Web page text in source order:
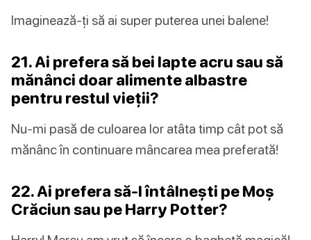
Imaginează-ți să ai super puterea unei balene!
21. Ai prefera să bei lapte acru sau să
mănânci doar alimente albastre
pentru restul vieții?
Nu-mi pasă de culoarea lor atâta timp cât pot să
mănânc în continuare mâncarea mea preferată!
22. Ai prefera să-l întâlnești pe Moș
Crăciun sau pe Harry Potter?